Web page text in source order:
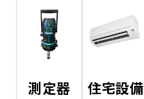
測定器 住宅設備